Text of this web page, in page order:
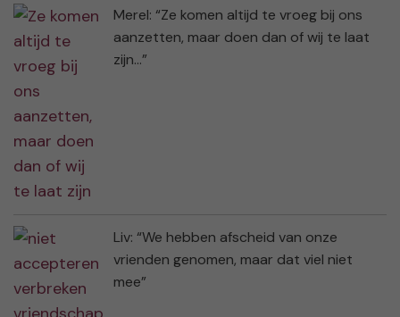
Merel: “Ze komen altijd te vroeg bij ons
aanzetten, maar doen dan of wij te laat
zijn…”
Liv: “We hebben afscheid van onze
vrienden genomen, maar dat viel niet
mee”